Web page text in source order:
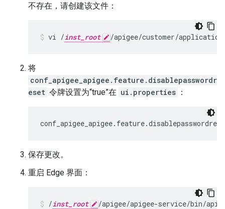
不存在，请创建该文件：
vi /inst_root /apigee/customer/
将
conf_apigee_apigee.feature.disablepasswordr
eset 令牌设置为“true”在 ui.properties ：
保存更改。
重启 Edge 界面：
/inst_root /apigee/apigee-service/bin/